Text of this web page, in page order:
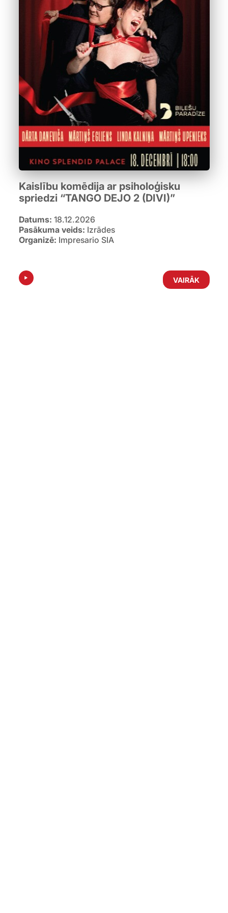
Kaislību komēdija ar psiholoģisku
spriedzi “TANGO DEJO 2 (DIVI)”
Datums: 18.12.2026
Pasākuma veids: Izrādes
Organizē: Impresario SIA
VAIRĀK